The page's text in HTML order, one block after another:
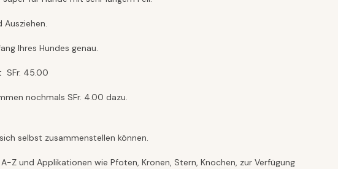
Ihres Hundes genau.
SFr. 45.00
nochmals SFr. 4.00 dazu.
selbst zusammenstellen können.
Z und Applikationen wie Pfoten, Kronen, Stern, Knochen, zur Verfügung